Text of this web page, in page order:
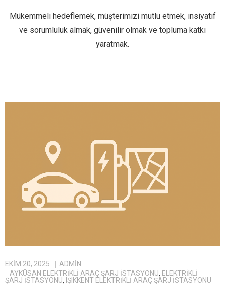
Mükemmeli hedeflemek, müşterimizi mutlu etmek, insiyatif
ve sorumluluk almak, güvenilir olmak ve topluma katkı
yaratmak.
EKIM 20, 2025
ADMIN
AYKÜSAN ELEKTRIKLI ARAÇ ŞARJ İSTASYONU, ELEKTRIKLI
ŞARJ İSTASYONU, IŞIKKENT ELEKTRIKLI ARAÇ ŞARJ İSTASYONU